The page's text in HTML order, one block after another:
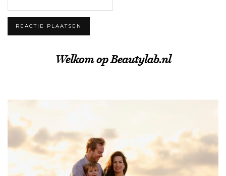
Welkom op Beautylab.nl